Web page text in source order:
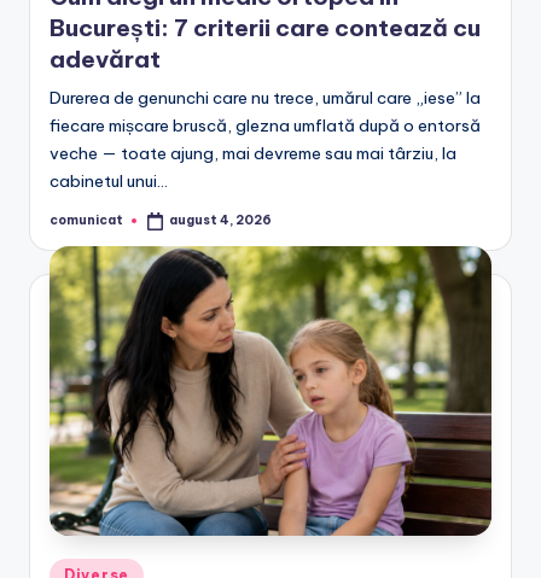
București: 7 criterii care contează cu
adevărat
Durerea de genunchi care nu trece, umărul care „iese” la
fiecare mișcare bruscă, glezna umflată după o entorsă
veche — toate ajung, mai devreme sau mai târziu, la
cabinetul unui…
Posted
comunicat august 4, 2026
Posted